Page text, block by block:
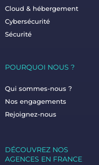
Cloud & hébergement
Cybersécurité
Sécurité
POURQUOI NOUS ?
Qui sommes-nous ?
Nos engagements
Rejoignez-nous
DÉCOUVREZ NOS
AGENCES EN FRANCE